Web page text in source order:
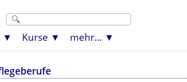
Kurse mehr...